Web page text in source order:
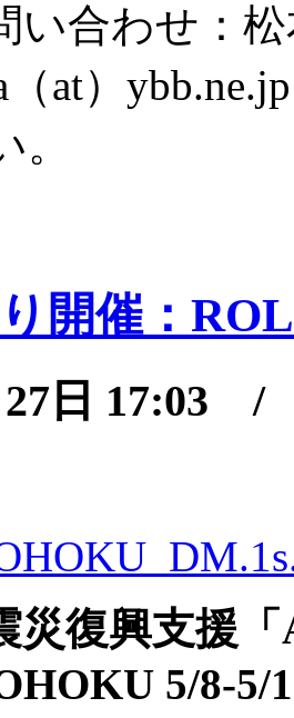
い合わせ：
（at）
開催：
27日 17:03
災復興支援
5/8-5/